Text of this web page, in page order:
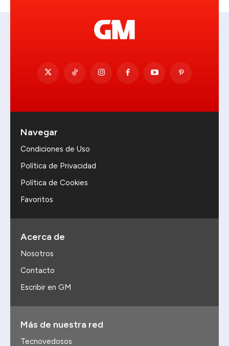
Navegar
Condiciones de Uso
Política de Privacidad
Política de Cookies
Favoritos
Acerca de
Nosotros
Contacto
Escribir en GM
Más de nuestra red
Tecnovedosos